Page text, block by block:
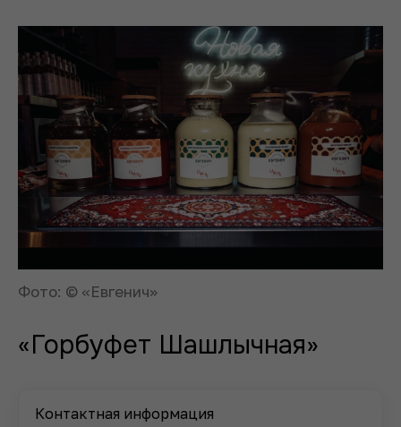
Фото: © «Евгенич»
«Горбуфет Шашлычная»
Контактная информация